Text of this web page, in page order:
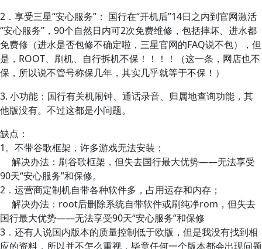
2．享受三星“安心服务”： 国行在“开机后”14日之内到官网激活
“安心服务”，90个自然日内可2次免费维修，包括摔坏、进水都
免费修（进水是否包修不确定啦，三星官网的FAQ说不包），但
是，ROOT、刷机、自行拆机不保！！！！（这一条，网店也不
保，所以说不管号称保几年，其实几乎就等于不保！）
3. 小功能：国行有关机闹钟、通话录音、归属地查询功能，其
他版没有。不过这都是小问题。
缺点：
1。不带谷歌框架，许多游戏无法安装；
解决办法：刷谷歌框架，但失去国行最大优势――无法享受
90天“安心服务”和保修。
2．运营商定制机自带各种软件多，占用运存和内存；
解决办法：root后删除系统自带软件或刷纯净rom，但失去
国行最大优势――无法享受90天“安心服务”和保修
3．还有人说国内版本的质量控制低于欧版，但是我没有找到相
应的资料，所以并不怎么重视，毕竟任何一个版本都会出现问题